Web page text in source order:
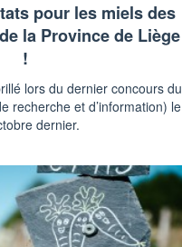
pour les miels des
la Province de Liège
!
lors du dernier concours du
recherche et d’information) le
dernier.